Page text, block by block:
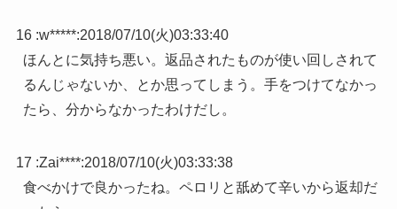
16 :w*****:2018/07/10(火)03:33:40
ほんとに気持ち悪い。返品されたものが使い回しされて
るんじゃないか、とか思ってしまう。手をつけてなかっ
たら、分からなかったわけだし。
17 :Zai****:2018/07/10(火)03:33:38
食べかけで良かったね。ペロリと舐めて辛いから返却だ